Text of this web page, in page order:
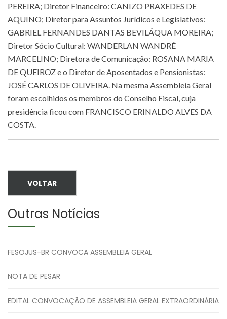
PEREIRA; Diretor Financeiro: CANIZO PRAXEDES DE
AQUINO; Diretor para Assuntos Jurídicos e Legislativos:
GABRIEL FERNANDES DANTAS BEVILÁQUA MOREIRA;
Diretor Sócio Cultural: WANDERLAN WANDRÉ
MARCELINO; Diretora de Comunicação: ROSANA MARIA
DE QUEIROZ e o Diretor de Aposentados e Pensionistas:
JOSÉ CARLOS DE OLIVEIRA. Na mesma Assembleia Geral
foram escolhidos os membros do Conselho Fiscal, cuja
presidência ficou com FRANCISCO ERINALDO ALVES DA
COSTA.
VOLTAR
Outras Notícias
FESOJUS-BR CONVOCA ASSEMBLEIA GERAL
NOTA DE PESAR
EDITAL CONVOCAÇÃO DE ASSEMBLEIA GERAL EXTRAORDINÁRIA